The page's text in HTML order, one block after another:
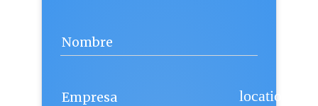
Nombre
Empresa